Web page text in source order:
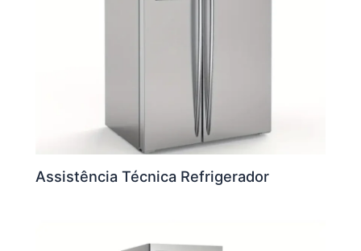
Assistência Técnica Refrigerador